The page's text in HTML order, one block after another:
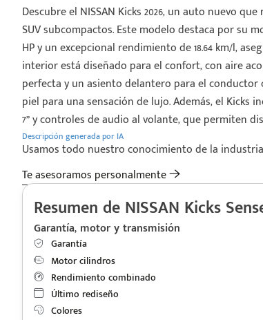
Descubre el NISSAN Kicks 2026, un auto nuevo
SUV subcompactos. Este modelo destaca por su
HP y un excepcional rendimiento de 18.64 km/l,
interior está diseñado para el confort, con aire
perfecta y un asiento delantero para el
piel para una sensación de lujo. Además, el
7” y controles de audio al volante, que permiten
Descripción generada por IA
Usamos todo nuestro conocimiento de la
Te asesoramos personalmente
Resumen de NISSAN Kicks
Garantía, motor y transmisión
Garantía
Motor cilindros
Rendimiento combinado
Último rediseño
Colores